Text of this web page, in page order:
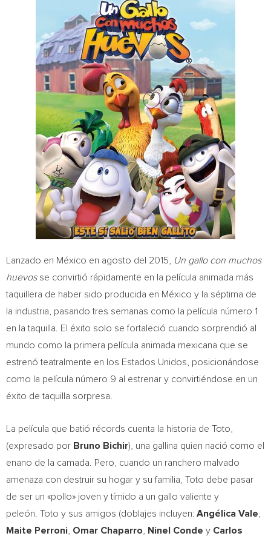
Lanzado en México en agosto del 2015,
Un gallo con muchos
huevosse convirtió rápidamente en la película animada más
taquillera de haber sido producida en México y la séptima de
la industria, pasando tres semanas como la película número 1
en la taquilla. El éxito solo se fortaleció cuando sorprendió al
mundo como la primera película animada mexicana que se
estrenó teatralmente en los Estados Unidos, posicionándose
como la película número 9 al estrenar y convirtiéndose en un
éxito de taquilla sorpresa.
La película que batió récords cuenta la historia de Toto,
(expresado por Bruno Bichir), una gallina quien nació como el
enano de la camada. Pero, cuando un ranchero malvado
amenaza con destruir su hogar y su familia, Toto debe pasar
de ser un «pollo» joven y tímido a un gallo valiente y
peleón. Toto y sus amigos (doblajes incluyen: Angélica Vale
Maite Perroni
Omar Chaparro Ninel Conde y Carlos